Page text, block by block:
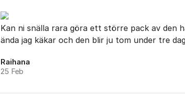
Kan ni snälla rara göra ett större pack av den
ända jag käkar och den blir ju tom under tre
Raihana
25 Feb